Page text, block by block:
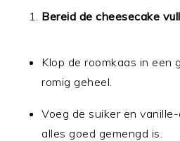
Bereid de cheesecake
Klop de roomkaas in een
romig geheel.
Voeg de suiker en
alles goed gemengd is.